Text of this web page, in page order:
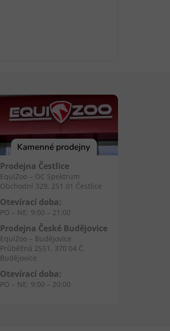
Kamenné prodejny
Prodejna Čestlice
EquiZoo – OC Spektrum
Obchodní 329, 251 01 Čestlice
Otevírací doba:
PO – NE: 9:00 – 21:00
Prodejna České Budějovice
EquiZoo – Budějovice
Průběžná 2551, 370 04 Č.
Budějovice
Otevírací doba:
PO – NE: 9:00 – 20:00